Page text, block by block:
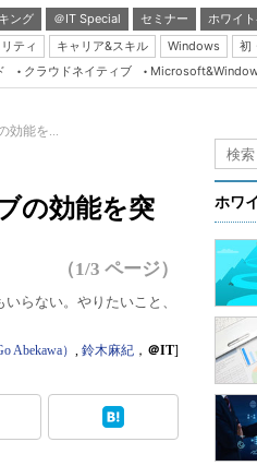
ング ＠IT Special セミナー
ホワイ
ティ キャリア&スキル Windows
初
Server & Storage
Java Agile
Database Expert
Master of IP Network
Security & Trust
Test & Tools
Insider.NET
クラウドネイティブ
効能を...
の効能を突
（1/3 ページ）
らない。やりたいこと、
Abekawa） , 鈴木麻紀 ， ＠IT]
ホワ